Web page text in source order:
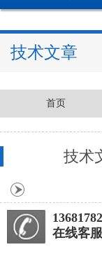
技术文章
首页
技术
在线客